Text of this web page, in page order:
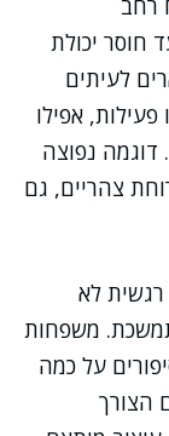
רחב
חוסר יכולת
לעיתים
אפילו
נפוצה
צהריים, גם
לא
משפחות
על כמה
הצורך